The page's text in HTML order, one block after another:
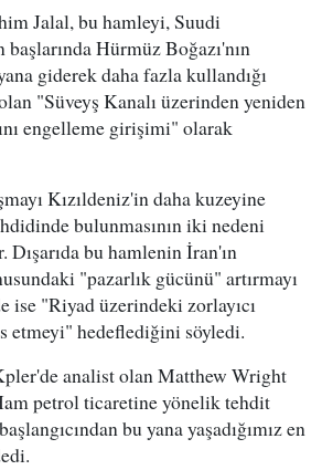
Jalal, bu hamleyi, Suudi
başlarında Hürmüz Boğazı'nın
giderek daha fazla kullandığı
"Süveyş Kanalı üzerinden yeniden
engelleme girişimi" olarak
Kızıldeniz'in daha kuzeyine
bulunmasının iki nedeni
bu hamlenin İran'ın
"pazarlık gücünü" artırmayı
ise "Riyad üzerindeki zorlayıcı
etmeyi" hedeflediğini söyledi.
analist olan Matthew Wright
petrol ticaretine yönelik tehdit
bu yana yaşadığımız en